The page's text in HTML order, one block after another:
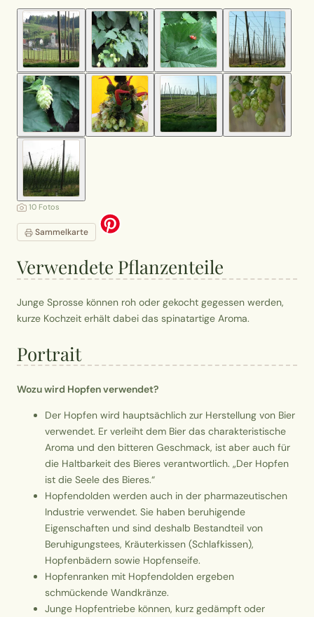
10 Fotos
Sammelkarte
Verwendete Pflanzenteile
Junge Sprosse können roh oder gekocht gegessen werden,
kurze Kochzeit erhält dabei das spinatartige Aroma.
Portrait
Wozu wird Hopfen verwendet?
Der Hopfen wird hauptsächlich zur Herstellung von Bier
verwendet. Er verleiht dem Bier das charakteristische
Aroma und den bitteren Geschmack, ist aber auch für
die Haltbarkeit des Bieres verantwortlich. „Der Hopfen
ist die Seele des Bieres.“
Hopfendolden werden auch in der pharmazeutischen
Industrie verwendet. Sie haben beruhigende
Eigenschaften und sind deshalb Bestandteil von
Beruhigungstees, Kräuterkissen (Schlafkissen),
Hopfenbädern sowie Hopfenseife.
Hopfenranken mit Hopfendolden ergeben
schmückende Wandkränze.
Junge Hopfentriebe können, kurz gedämpft oder